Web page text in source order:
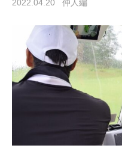
2022.04.20 仲人編